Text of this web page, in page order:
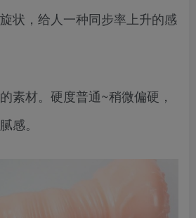
状，给人一种同步率上升的感
素材。硬度普通~稍微偏硬，
感。